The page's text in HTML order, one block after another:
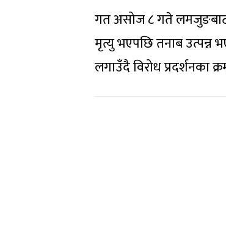
गत असोज ८ गते लमजुङबाट
मृत्यु भएपछि तनाब उत्पन्न
लगाउँदै विरोध प्रदर्शनका